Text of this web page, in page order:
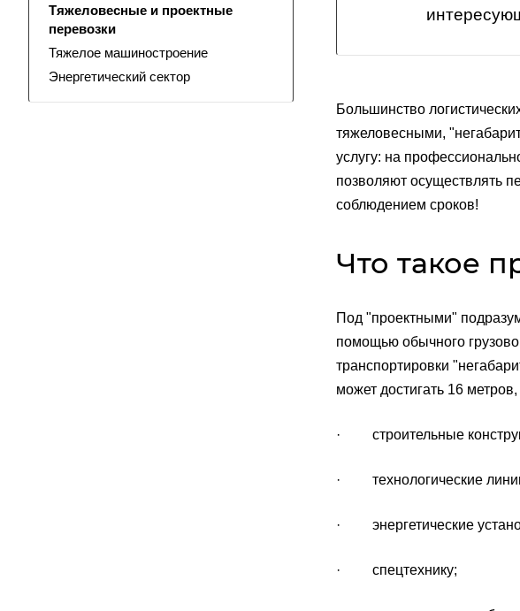
Большинство
тяжеловесными,
услугу: на
позволяют осуществлять
соблюдением сроков!
Что такое
Под "проектными"
помощью обычного
транспортировки
может достигать 16
· строительные
· технологические
· энергетические
· спецтехнику;
Тяжеловесные и проектные
перевозки
Тяжелое машиностроение
Энергетический сектор